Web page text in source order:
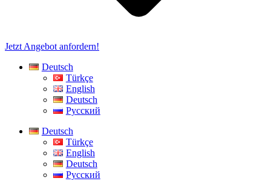
Jetzt Angebot anfordern!
Deutsch
Türkçe
English
Deutsch
Русский
Deutsch
Türkçe
English
Deutsch
Русский